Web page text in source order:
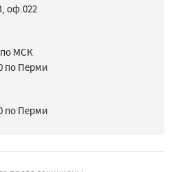
оф.022
по МСК
по Перми
по Перми